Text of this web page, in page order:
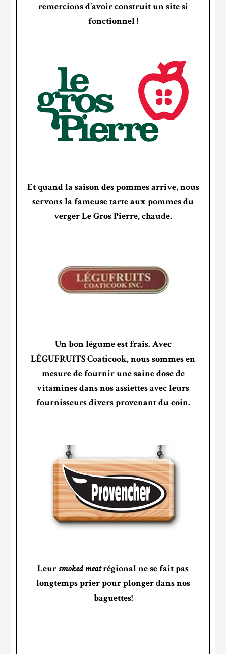
remercions d’avoir construit un site si
fonctionnel !
Et quand la saison des pommes arrive, nous
servons la fameuse tarte aux pommes du
verger Le Gros Pierre, chaude.
Un bon légume est frais. Avec
LÉGUFRUITS Coaticook, nous sommes en
mesure de fournir une saine dose de
vitamines dans nos assiettes avec leurs
fournisseurs divers provenant du coin.
Leursmoked meatrégional ne se fait pas
longtemps prier pour plonger dans nos
baguettes!